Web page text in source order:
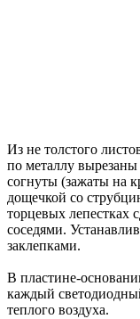
Из не толстого
по металлу
согнуты (зажаты на
дощечкой со
торцевых лепестках
соседями.
заклепками.
В пластине-
каждый
теплого воздуха.